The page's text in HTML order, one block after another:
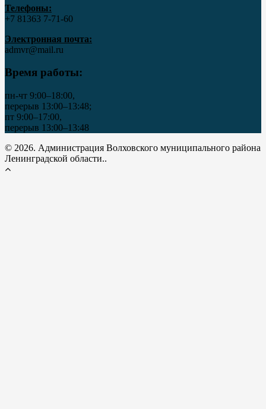
Телефоны:
+7 81363 7‑71-60
Электронная почта:
admvr@mail.ru
Время работы:
пн-чт 9:00–18:00,
перерыв 13:00–13:48;
пт 9:00–17:00,
перерыв 13:00–13:48
© 2026. Администрация Волховского муниципального района
Ленинградской области..